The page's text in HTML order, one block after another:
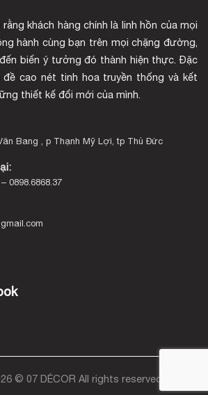
khách hàng chính là linh hồn của mọi
hành cùng bạn trên mọi chặng đường,
biến ý tưởng đó thành hiện thực. Đặc
cao nét tinh hoa truyền thống và kết
thiết kế đổi mới của mình.
Bang , p Thạnh Mỹ Lợi, tp Thủ Đức
0898.6868.37
© 07 DÉCOR All rights reserved.